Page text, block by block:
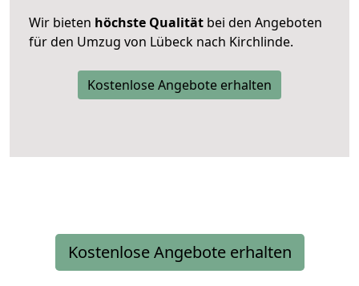
Wir bieten höchste Qualität bei den Angeboten
für den Umzug von Lübeck nach Kirchlinde.
Kostenlose Angebote erhalten
Kostenlose Angebote erhalten